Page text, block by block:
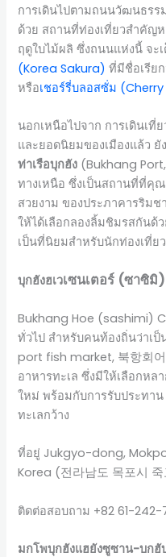
การเดินไปตามถนนวัฒนธรร
ด้วย สถานที่ท่องเที่ยวสำคัญ
ฤดูใบไม้ผลิ ซึ่งถนนแห่งนี้ จะ
(Korea Sakura) ที่มีชื่อเรีย
หรือเชอร์รี่บลอสซั่ม
นอกเหนือไปจาก การเดินเที่
และยอดนิยมของเมืองแล้ว
ท่าเรือบุกฮัง (Bukhang
ทางเหนือ ซึ่งเป็นสถานที่ที่คุ
สวยงาม ของประภาคารริมช
ให้ได้เลือกลองลิ้มชิมรสกันด้
เป็นที่นิยมสำหรับนักท่องเที่ย
บุกฮังฮเวเซนเตอร์ (ซาซิมิ)
Bukhang Hoe (sashimi)
ทั่วไป สำหรับคนท้องถิ่นว่าเ
port fish market, 북항회
อาหารทะเล ซึ่งมีให้เลือกห
ใหม่ พร้อมกับการรับประทา
ทะเลกว้าง
ที่อยู่ Jukgyo-dong,
Korea (전라남도 목포시
ติดต่อสอบถาม +82 61-
มกโพบุกฮังแฮยังซูซาน-บกฮั